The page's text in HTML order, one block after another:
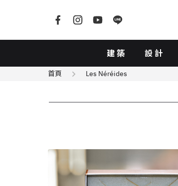
建築 設計
首頁 Les Néréides